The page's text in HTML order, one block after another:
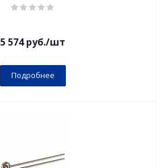
5 574руб./шт
Подробнее